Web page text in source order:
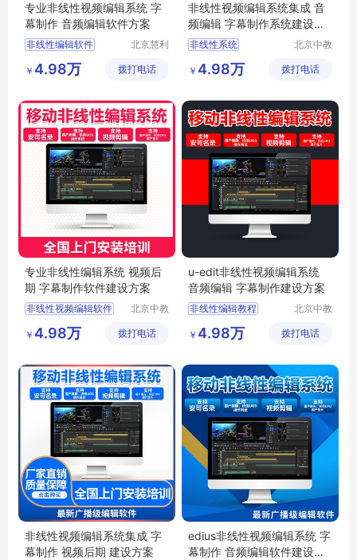
专业非线性视频编辑系统 字
幕制作 音频编辑软件方案
非线性编辑软件
视频编辑软件
北京慧利
有限责任
￥ 4.98万 拨打电话
非线性视频编辑系统集成 音
频编辑 字幕制作系统建设方
案
非线性系统
非线性编辑教程
视频剪辑编辑软件
北京中教
有限公司
￥ 4.98万 拨打电话
专业非线性编辑系统 视频后
期 字幕制作软件建设方案
非线性视频编辑软件
影视后期非编
视频剪辑编辑软件
北京中教
有限公司
￥ 4.98万 拨打电话
u-edit非线性视频编辑系统
音频编辑 字幕制作建设方案
非线性编辑教程
导播录播
音视频编辑软件
北京中教
有限公司
￥ 4.98万 拨打电话
非线性视频编辑系统集成 字
幕制作 视频后期 建设方案
edius非线性视频编辑系统 字
幕制作 音频编辑软件建设方